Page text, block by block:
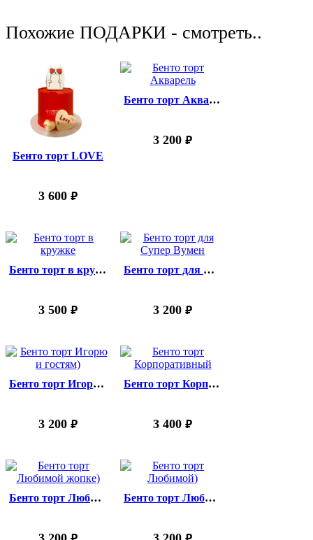
Похожие ПОДАРКИ - смотреть..
Бенто торт LOVE
3 600 руб.
Бенто торт Акварель
3 200 руб.
Бенто торт в кружке
3 500 руб.
Бенто торт для Супер Вумен
3 200 руб.
Бенто торт Игорю и гостям)
3 200 руб.
Бенто торт Корпоративный
3 400 руб.
Бенто торт Любимой жопке)
руб.
Бенто торт Любимой)
руб.